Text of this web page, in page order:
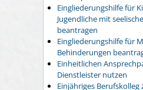
Eingliederungshilfe für
Jugendliche mit
beantragen
Eingliederungshilfe für
Behinderungen
Einheitlichen
Dienstleister nutzen
Einjähriges